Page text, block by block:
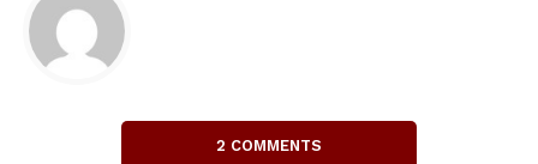
Des débuts difficiles, des
montages hasardeux
2 COMMENTS